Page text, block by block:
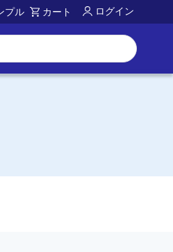
プル カート ログイン